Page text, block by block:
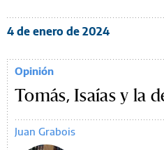
4 de enero de 2024
Opinión
Tomás, Isaías y la
Juan Grabois